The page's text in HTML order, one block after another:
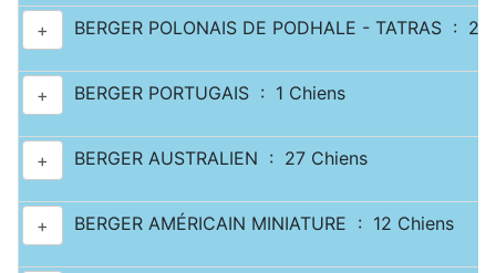
+ BERGER POLONAIS DE PODHALE - TATRAS : 2
+ BERGER PORTUGAIS : 1 Chiens
+ BERGER AUSTRALIEN : 27 Chiens
+ BERGER AMÉRICAIN MINIATURE : 12 Chiens